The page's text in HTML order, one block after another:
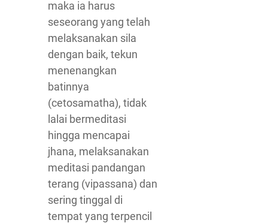
maka ia harus
seseorang yang telah
melaksanakan sila
dengan baik, tekun
menenangkan
batinnya
(cetosamatha), tidak
lalai bermeditasi
hingga mencapai
jhana, melaksanakan
meditasi pandangan
terang (vipassana) dan
sering tinggal di
tempat yang terpencil